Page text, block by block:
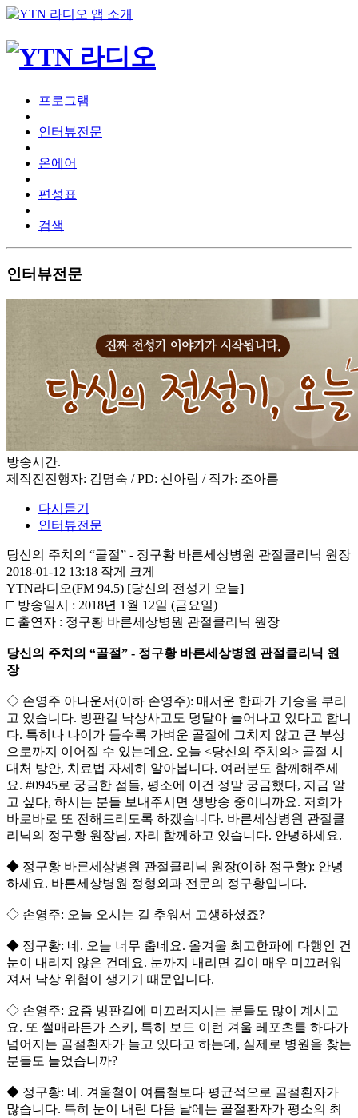
프로그램
인터뷰전문
온에어
편성표
검색
인터뷰전문
방송시간.
제작진진행자: 김명숙 / PD: 신아람 / 작가: 조아름
다시듣기
인터뷰전문
당신의 주치의 “골절” - 정구황 바른세상병원 관절클리닉 원장
2018-01-12 13:18 작게
크게
YTN라디오(FM 94.5) [당신의 전성기 오늘]
□ 방송일시 : 2018년 1월 12일 (금요일)
□ 출연자 : 정구황 바른세상병원 관절클리닉 원장
당신의 주치의 “골절” - 정구황 바른세상병원 관절클리닉 원
장
◇ 손영주 아나운서(이하 손영주): 매서운 한파가 기승을 부리
고 있습니다. 빙판길 낙상사고도 덩달아 늘어나고 있다고 합니
다. 특히나 나이가 들수록 가벼운 골절에 그치지 않고 큰 부상
으로까지 이어질 수 있는데요. 오늘 <당신의 주치의> 골절 시
대처 방안, 치료법 자세히 알아봅니다. 여러분도 함께해주세
요. #0945로 궁금한 점들, 평소에 이건 정말 궁금했다, 지금 알
고 싶다, 하시는 분들 보내주시면 생방송 중이니까요. 저희가
바로바로 또 전해드리도록 하겠습니다. 바른세상병원 관절클
리닉의 정구황 원장님, 자리 함께하고 있습니다. 안녕하세요.
◆ 정구황 바른세상병원 관절클리닉 원장(이하 정구황): 안녕
하세요. 바른세상병원 정형외과 전문의 정구황입니다.
◇ 손영주: 오늘 오시는 길 추워서 고생하셨죠?
◆ 정구황: 네. 오늘 너무 춥네요. 올겨울 최고한파에 다행인 건
눈이 내리지 않은 건데요. 눈까지 내리면 길이 매우 미끄러워
져서 낙상 위험이 생기기 때문입니다.
◇ 손영주: 요즘 빙판길에 미끄러지시는 분들도 많이 계시고
요. 또 썰매라든가 스키, 특히 보드 이런 겨울 레포츠를 하다가
넘어지는 골절환자가 늘고 있다고 하는데, 실제로 병원을 찾는
분들도 늘었습니까?
◆ 정구황: 네. 겨울철이 여름철보다 평균적으로 골절환자가
많습니다. 특히 눈이 내린 다음 날에는 골절환자가 평소의 최